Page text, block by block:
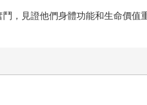
，見證他們身體功能和生命價值